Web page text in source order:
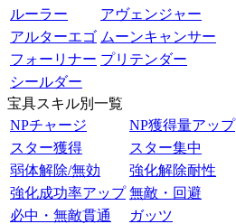
ルーラー
アヴェンジャー
アルターエゴ ムーンキャンサー
フォーリナー プリテンダー
シールダー
宝具スキル別一覧
NPチャージ
NP獲得量アップ
スター獲得
スター集中
弱体解除/無効
強化解除耐性
強化成功率アップ 無敵・回避
必中・無敵貫通
ガッツ